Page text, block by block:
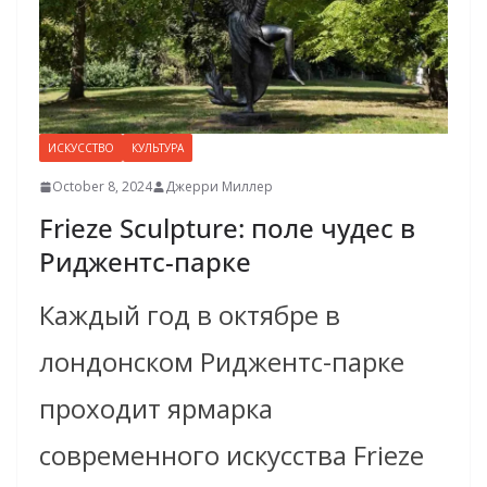
ИСКУССТВО КУЛЬТУРА
October 8, 2024 Джерри Миллер
Frieze Sculpture: поле чудес в
Риджентс-парке
Каждый год в октябре в
лондонском Риджентс-парке
проходит ярмарка
современного искусства Frieze